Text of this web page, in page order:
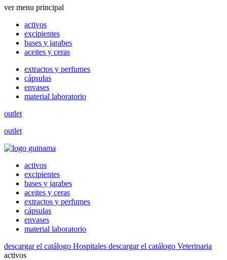
ver menu principal
activos
excipientes
bases y jarabes
aceites y ceras
extractos y perfumes
cápsulas
envases
material laboratorio
outlet
outlet
activos
excipientes
bases y jarabes
aceites y ceras
extractos y perfumes
cápsulas
envases
material laboratorio
descargar el catálogo Hospitales descargar el catálogo Veterinaria
activos